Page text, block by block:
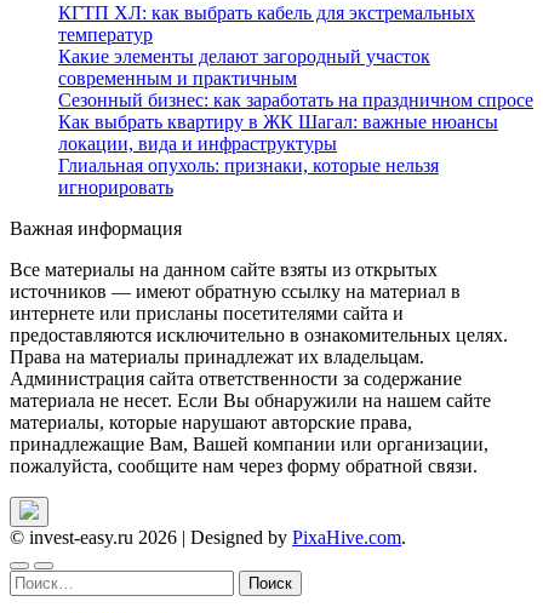
КГТП ХЛ: как выбрать кабель для экстремальных
температур
Какие элементы делают загородный участок
современным и практичным
Сезонный бизнес: как заработать на праздничном спросе
Как выбрать квартиру в ЖК Шагал: важные нюансы
локации, вида и инфраструктуры
Глиальная опухоль: признаки, которые нельзя
игнорировать
Важная информация
Все материалы на данном сайте взяты из открытых
источников — имеют обратную ссылку на материал в
интернете или присланы посетителями сайта и
предоставляются исключительно в ознакомительных целях.
Права на материалы принадлежат их владельцам.
Администрация сайта ответственности за содержание
материала не несет. Если Вы обнаружили на нашем сайте
материалы, которые нарушают авторские права,
принадлежащие Вам, Вашей компании или организации,
пожалуйста, сообщите нам через форму обратной связи.
© invest-easy.ru 2026 | Designed by PixaHive.com.
Найти: